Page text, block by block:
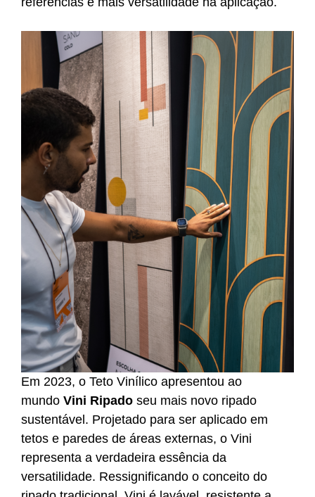
Em 2023, o Teto Vinílico apresentou ao
mundo Vini Ripado seu mais novo ripado
sustentável. Projetado para ser aplicado em
tetos e paredes de áreas externas, o Vini
representa a verdadeira essência da
versatilidade. Ressignificando o conceito do